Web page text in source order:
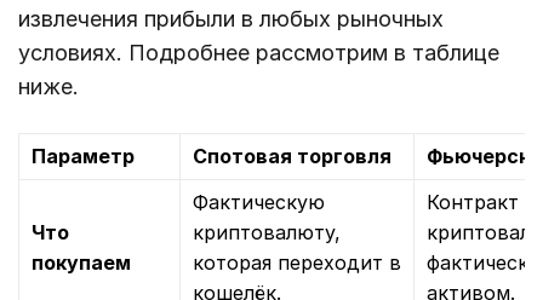
извлечения прибыли в любых рыночных
условиях. Подробнее рассмотрим в таблице
ниже.
Параметр Спотовая торговля
Что
покупаем
Фактическую
криптовалюту,
которая переходит в
кошелёк.
Контракт
активом.